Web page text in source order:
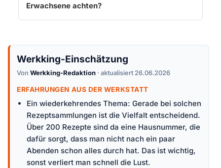
Erwachsene achten?
Werkking-Einschätzung
Von Werkking-Redaktion · aktualisiert 26.06.2026
ERFAHRUNGEN AUS DER WERKSTATT
Ein wiederkehrendes Thema: Gerade bei solchen
Rezeptsammlungen ist die Vielfalt entscheidend.
Über 200 Rezepte sind da eine Hausnummer, die
dafür sorgt, dass man nicht nach ein paar
Abenden schon alles durch hat. Das ist wichtig,
sonst verliert man schnell die Lust.